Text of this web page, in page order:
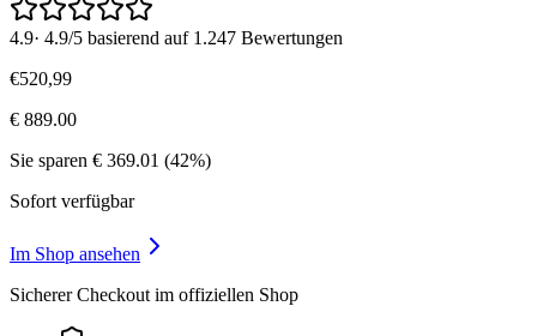
4.9· 4.9/5 basierend auf 1.247 Bewertungen
€520,99
€ 889.00
Sie sparen € 369.01 (42%)
Sofort verfügbar
Im Shop ansehen
Sicherer Checkout im offiziellen Shop